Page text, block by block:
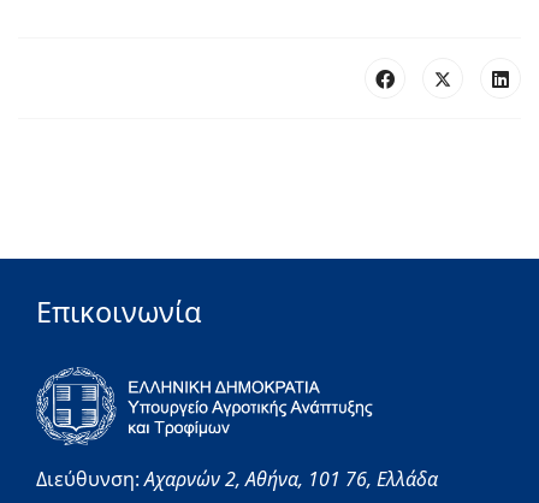
Επικοινωνία
Διεύθυνση:Αχαρνών 2,Αθήνα, 101 76, Ελλάδα